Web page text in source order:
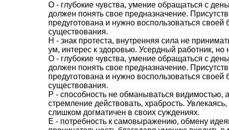
О - глубокие чувства, умение обращаться с
должен понять свое предназначение.
предуготована и нужно воспользоваться
существования.
Н - знак протеста, внутренняя сила не
ум, интерес к здоровью. Усердный работник,
О - глубокие чувства, умение обращаться с
должен понять свое предназначение.
предуготована и нужно воспользоваться
существования.
Р - способность не обманываться видимостью,
стремление действовать, храбрость.
слишком догматичен в своих суждениях.
Е - потребность к самовыражению, обмену